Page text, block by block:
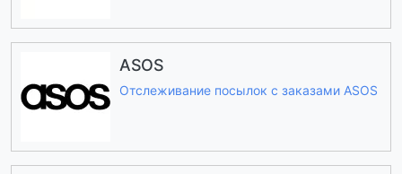
ASOS
Отслеживание посылок с заказами ASOS